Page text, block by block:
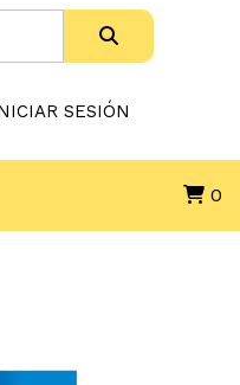
SESIÓN
0